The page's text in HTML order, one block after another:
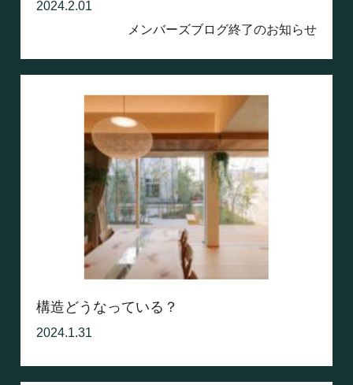
2024.2.01
メンバーズブログ終了のお知らせ
構造どうなっている？
2024.1.31